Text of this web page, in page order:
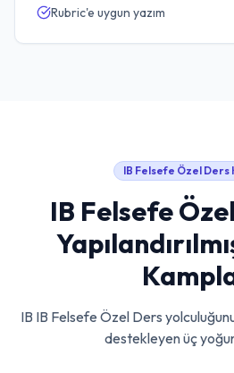
Rubric'e uygun yazım
IB Felsefe Özel Ders
IB Felsefe
IB IB Felsefe Özel Ders
destekleyen üç